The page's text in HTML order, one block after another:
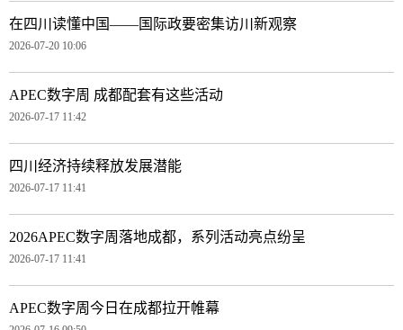
在四川读懂中国——国际政要密集访川新观察
2026-07-20 10:06
APEC数字周 成都配套有这些活动
2026-07-17 11:42
四川经济持续释放发展潜能
2026-07-17 11:41
2026APEC数字周落地成都，系列活动亮点纷呈
2026-07-17 11:41
APEC数字周今日在成都拉开帷幕